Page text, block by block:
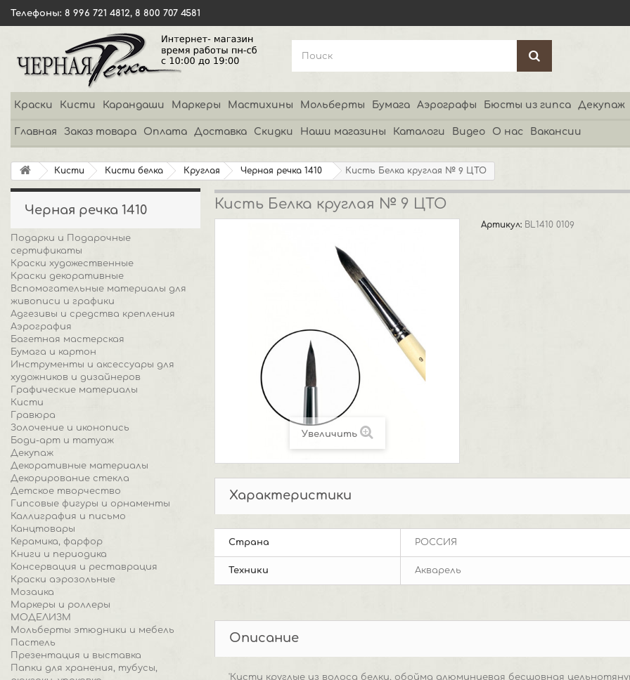
Телефоны: 8 996 721 4812, 8 800 707 4581
Краски Кисти Карандаши Маркеры Мастихины Мольберты Бумага Аэрографы Бюсты из гипса Декупаж
Главная Заказ товара Оплата Доставка Скидки Наши магазины Каталоги Видео О нас Вакансии
Кисти Кисти белка Круглая Черная речка 1410 Кисть Белка круглая № 9 ЦТО
Черная речка 1410
Подарки и Подарочные
сертификаты
Краски художественные
Краски декоративные
Вспомогательные материалы для
живописи и графики
Адгезивы и средства крепления
Аэрография
Багетная мастерская
Бумага и картон
Инструменты и аксессуары для
художников и дизайнеров
Графические материалы
Кисти
Гравюра
Золочение и иконопись
Боди-арт и татуаж
Декупаж
Декоративные материалы
Декорирование стекла
Детское творчество
Гипсовые фигуры и орнаменты
Каллиграфия и письмо
Канцтовары
Керамика, фарфор
Книги и периодика
Консервация и реставрация
Краски аэрозольные
Мозаика
Маркеры и роллеры
МОДЕЛИЗМ
Мольберты этюдники и мебель
Пастель
Презентация и выставка
Папки для хранения, тубусы,
Кисть Белка круглая № 9 ЦТО
Увеличить
Артикул: BL1410 0109
Характеристики
Страна РОССИЯ
Техники Акварель
Описание
'Кисти круглые из волоса белки, обойма алюминиевая бесшовная